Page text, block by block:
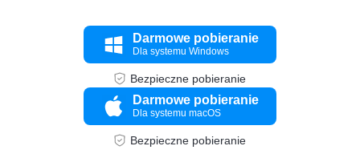
Darmowe pobieranie
Dla systemu Windows
Bezpieczne pobieranie
Darmowe pobieranie
Dla systemu macOS
Bezpieczne pobieranie